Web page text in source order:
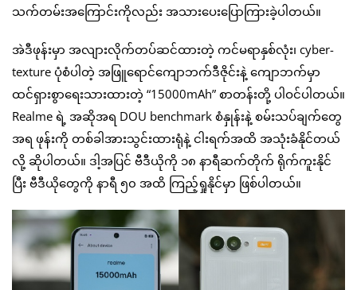
သက်တမ်းအကြောင်းကိုလည်း အသားပေးပြောကြားခဲ့ပါတယ်။
အဲဒီဖုန်းမှာ အလျားလိုက်တပ်ဆင်ထားတဲ့ ကင်မရာနှစ်လုံး၊ cyber-
texture ပုံစံပါတဲ့ အဖြူရောင်ကျောဘက်ဒီဇိုင်းနဲ့ ကျောဘက်မှာ
ထင်ရှားစွာရေးသားထားတဲ့ “15000mAh” စာတန်းတို့ ပါဝင်ပါတယ်။
Realme ရဲ့ အဆိုအရ DOU benchmark စံနှုန်းနဲ့ စမ်းသပ်ချက်တွေ
အရ ဖုန်းကို တစ်ခါအားသွင်းထားရုံနဲ့ ငါးရက်အထိ အသုံးခံနိုင်တယ်
လို့ ဆိုပါတယ်။ ဒါ့အပြင် ဗီဒီယိုကို ၁၈ နာရီဆက်တိုက် ရိုက်ကူးနိုင်
ပြီး ဗီဒီယိုတွေကို နာရီ ၅၀ အထိ ကြည့်ရှုနိုင်မှာ ဖြစ်ပါတယ်။